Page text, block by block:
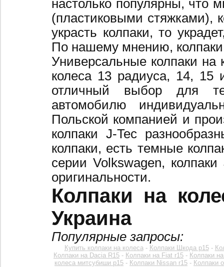
настолько популярны, что
(пластиковыми стяжками),
украсть колпаки, то
По нашему мнению,
Универсальные колпаки
колеса 13 радиуса, 14,
отличный выбор для
автомобилю
Польской компанией и
колпаки J-Tec
колпаки, есть темные
серии Volkswagen,
оригинальности.
Колпаки на
Украина
Популярные запросы:
Купить колпаки на колеса- Колпаки Шкода р15-
Колпаки на Dacia R15 - Колпаки на Fiat r15 - Колпаки
колеса митсубиши р15 - Колпаки Nissan r15 - Колпаки